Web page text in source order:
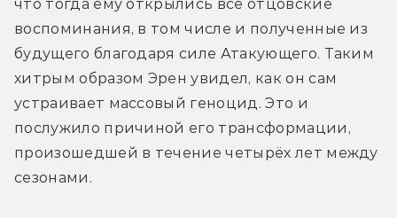
что тогда ему открылись все отцовские
воспоминания, в том числе и полученные из
будущего благодаря силе Атакующего. Таким
хитрым образом Эрен увидел, как он сам
устраивает массовый геноцид. Это и
послужило причиной его трансформации,
произошедшей в течение четырёх лет между
сезонами.